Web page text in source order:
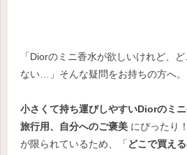
「Diorのミニ香水が欲しいけれど、
ない…」そんな疑問をお持ちの方へ。
小さくて持ち運びしやすいDiorのミ
旅行用、自分へのご褒美 にぴったり
が限られているため、「 どこで買え